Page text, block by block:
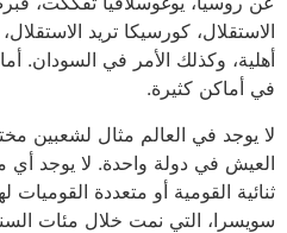
الاستقلال، كورسيكا تريد
أهلية، وكذلك الأمر في السودان.
في أماكن كثيرة.
لا يوجد في العالم مثال لشعبين
العيش في دولة واحدة. لا يوجد أي
ثنائية القومية أو متعددة
سويسرا، التي نمت خلال مئات